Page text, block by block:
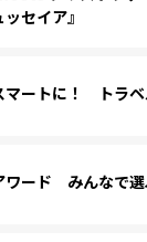
セイア』
マートに！ トラ
ード みんなで選